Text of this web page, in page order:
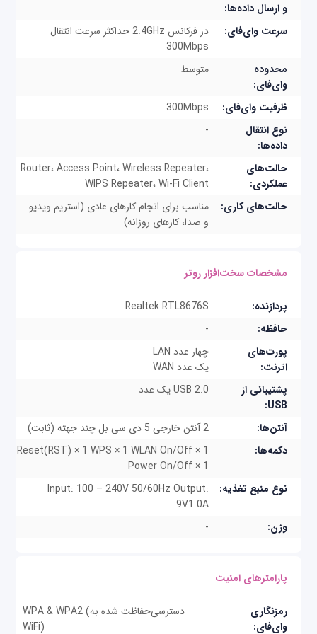
روتر متصل کنید این شانس را پیدا می‌کنید تا محتوای
ویدیویی با حداکثر پهنای باندی که شرکت ارایه‌دهنده
خدمات در اختیارتان قرار می‌دهد مشاهده کنید. از
ویژگی‌های قدرتمند دیگر روتر فوق باید به پشتیبانی از
PAP و CHAP، مسدودکننده آدرس اینترنت، فیلترکننده
مک آدرس، ALGs، DMZ Host و آنتن‌هایی با توان
خروجی بالا اشاره کرد.
و ارسال داده‌ها:
سرعت وای‌فای:
در فرکانس 2.4GHz حداکثر سرعت انتقال
300Mbps
محدوده
وای‌فای:
متوسط
ظرفیت وای‌فای:
300Mbps
نوع انتقال
داده‌ها:
-
حالت‌های
عملکردی:
Router، Access Point، Wireless Repeater،
WIPS Repeater، Wi-Fi Client
حالت‌های کاری:
مناسب برای انجام کارهای عادی (استریم ویدیو
و صدا، کارهای روزانه)
مشخصات سخت‌افزار روتر
پردازنده:
Realtek RTL8676S
حافظه:
-
پورت‌های
اترنت:
چهار عدد LAN
یک عدد WAN
پشتیبانی از
USB:
USB 2.0 یک عدد
آنتن‌ها:
2 آنتن خارجی 5 دی سی بل چند جهته (ثابت)
دکمه‌ها:
Reset(RST) × 1 WPS × 1 WLAN On/Off × 1
Power On/Off × 1
نوع منبع تغذیه:
Input: 100 – 240V 50/60Hz Output:
9V1.0A
وزن:
-
پارامترهای امنیت
رمزنگاری
وای‌فای:
WPA & WPA2 (دسترسی‌حفاظت شده به
WiFi)